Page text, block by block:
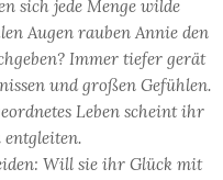
sich jede Menge wilde
Augen rauben Annie den
Immer tiefer gerät
und großen Gefühlen.
Leben scheint ihr
Will sie ihr Glück mit